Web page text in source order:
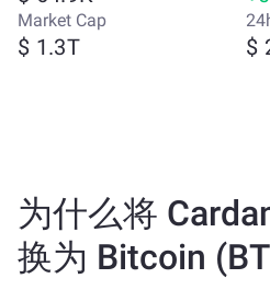
Market Cap
$ 1.3T $
为什么将
换为 Bitcoin